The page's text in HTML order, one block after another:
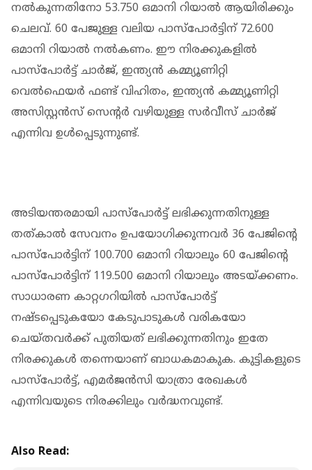
നൽകുന്നതിനോ 53.750 ഒമാനി റിയാൽ ആയിരിക്കും
ചെലവ്. 60 പേജുള്ള വലിയ പാസ്‌പോർട്ടിന് 72.600
ഒമാനി റിയാൽ നൽകണം. ഈ നിരക്കുകളിൽ
പാസ്‌പോർട്ട് ചാർജ്, ഇന്ത്യൻ കമ്മ്യൂണിറ്റി
വെൽഫെയർ ഫണ്ട് വിഹിതം, ഇന്ത്യൻ കമ്മ്യൂണിറ്റി
അസിസ്റ്റൻസ് സെന്റർ വഴിയുള്ള സർവീസ് ചാർജ്
എന്നിവ ഉൾപ്പെടുന്നുണ്ട്.
അടിയന്തരമായി പാസ്‌പോർട്ട് ലഭിക്കുന്നതിനുള്ള
തത്കാൽ സേവനം ഉപയോഗിക്കുന്നവർ 36 പേജിന്റെ
പാസ്‌പോർട്ടിന് 100.700 ഒമാനി റിയാലും 60 പേജിന്റെ
പാസ്‌പോർട്ടിന് 119.500 ഒമാനി റിയാലും അടയ്ക്കണം.
സാധാരണ കാറ്റഗറിയിൽ പാസ്‌പോർട്ട്
നഷ്ടപ്പെടുകയോ കേടുപാടുകൾ വരികയോ
ചെയ്തവർക്ക് പുതിയത് ലഭിക്കുന്നതിനും ഇതേ
നിരക്കുകൾ തന്നെയാണ് ബാധകമാകുക. കുട്ടികളുടെ
പാസ്‌പോർട്ട്, എമർജൻസി യാത്രാ രേഖകൾ
എന്നിവയുടെ നിരക്കിലും വർദ്ധനവുണ്ട്.
Also Read: